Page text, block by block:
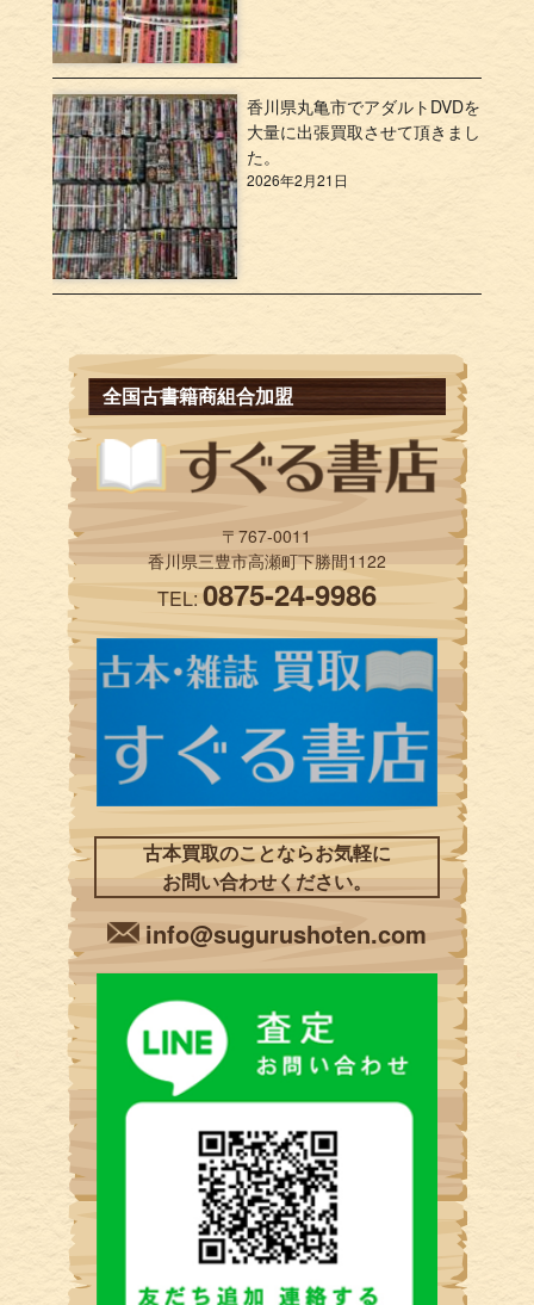
香川県丸亀市でアダルトDVDを
大量に出張買取させて頂きまし
た。
2026年2月21日
全国古書籍商組合加盟
〒767-0011
香川県三豊市高瀬町下勝間1122
TEL:0875-24-9986
古本買取のことならお気軽に
お問い合わせください。
info@sugurushoten.com